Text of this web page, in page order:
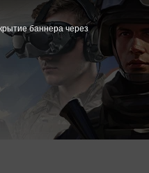
баннера через